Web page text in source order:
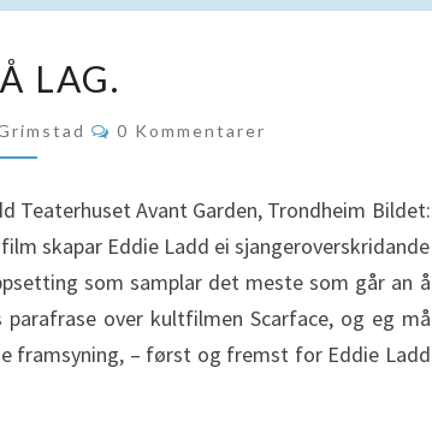
PÅ
LAG.
LAG.
Kommentarer
0 Kommentarer
Teaterhuset Avant Garden, Trondheim Bildet:
skapar Eddie Ladd ei sjangeroverskridande
som samplar det meste som går an å
over kultfilmen Scarface, og eg må
framsyning, – først og fremst for Eddie Ladd